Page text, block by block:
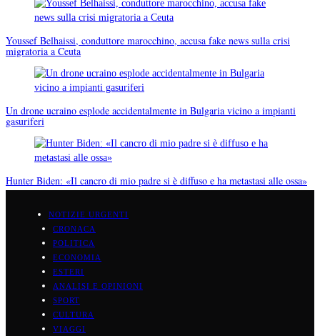
Youssef Belhaissi, conduttore marocchino, accusa fake news sulla crisi
migratoria a Ceuta
Un drone ucraino esplode accidentalmente in Bulgaria vicino a impianti
gasuriferi
Hunter Biden: «Il cancro di mio padre si è diffuso e ha metastasi alle ossa»
NOTIZIE URGENTI
CRONACA
POLITICA
ECONOMIA
ESTERI
ANALISI E OPINIONI
SPORT
CULTURA
VIAGGI